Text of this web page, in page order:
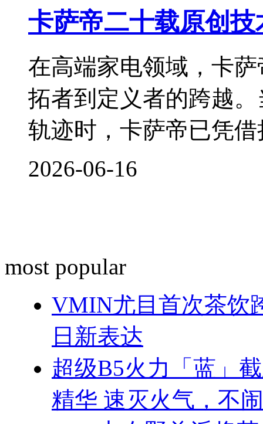
卡萨帝二十载原创
在高端家电领域，卡
拓者到定义者的跨越
轨迹时，卡萨帝已凭
2026-06-16
most popular
VMIN尤目首次茶饮
日新表达
超级B5火力「蓝」
精华 速灭火气，不